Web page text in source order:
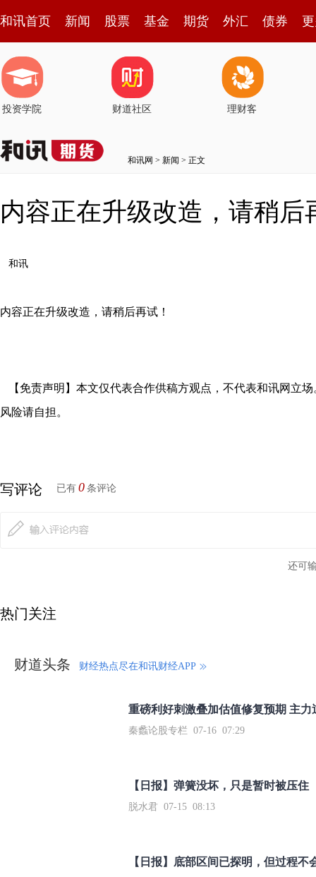
和讯首页 新闻 股票 基金 期货 外汇 债券
投资学院 财道社区 理财客
和讯网 > 新闻 > 正文
内容正在升级改造，请稍后
和讯
内容正在升级改造，请稍后再试！
【免责声明】本文仅代表合作供稿方观点，不代表和讯网立
风险请自担。
写评论 已有 0 条评论
还可
热门关注
财道头条 财经热点尽在和讯财经APP
秦蠡论股专栏 07-16 07:29
【日报】弹簧没坏，只是暂时被压住
脱水君 07-15 08:13
【日报】底部区间已探明，但过程不